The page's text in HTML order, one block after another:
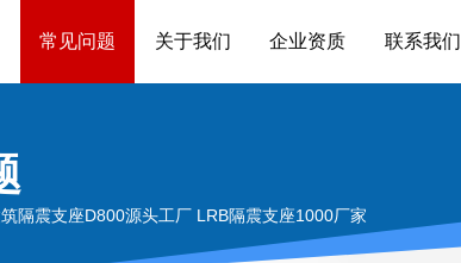
常见问题 关于我们 企业资质 联系我们
隔震支座D800源头工厂 LRB隔震支座1000厂家